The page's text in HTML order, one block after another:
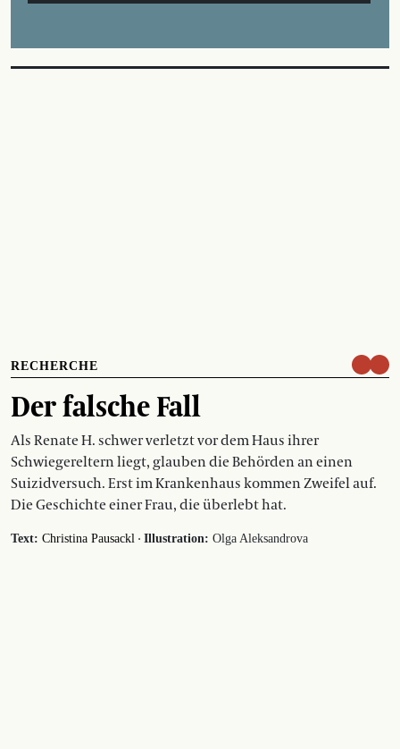
RECHERCHE
Der falsche Fall
Als Renate H. schwer verletzt vor dem Haus ihrer
Schwiegereltern liegt, glauben die Behörden an einen
Suizidversuch. Erst im Krankenhaus kommen Zweifel auf.
Die Geschichte einer Frau, die überlebt hat.
Text: Christina Pausackl · Illustration: Olga Aleksandrova